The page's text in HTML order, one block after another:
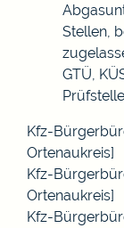
Stellen,
GTÜ,
Kfz-
Ortenaukreis]
Kfz-
Ortenaukreis]
Kfz-